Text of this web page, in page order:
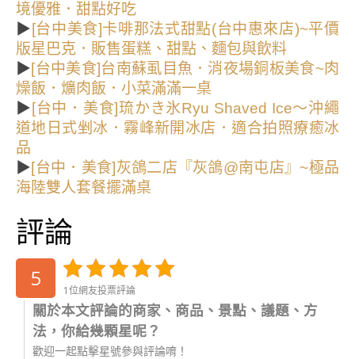
境優雅．甜點好吃
▶ [台中美食]卡啡那法式甜點(台中惠來店)~平價
版星巴克．販售蛋糕、甜點、麵包與飲料
▶[台中美食]台南蘇虱目魚．消夜場銅板美食~肉
燥飯．爌肉飯．小菜滿滿一桌
▶ [台中．美食]琉かき氷Ryu Shaved Ice～沖繩
道地日式剉冰．霧峰新開冰店．適合拍照療癒冰
品
▶[台中．美食]灰鴿二店『灰鴿@南屯店』~極品
海陸雙人套餐擺滿桌
評論
5 1位網友投票評論
關於本文評論的商家、商品、景點、議題、方
法，你給幾顆星呢？
歡迎一起點擊星號參與評論唷！